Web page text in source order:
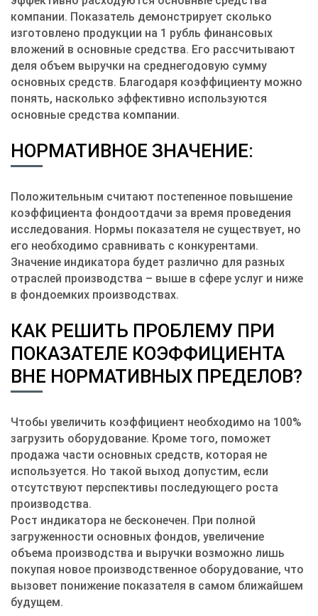
компании. Показатель демонстрирует сколько
изготовлено продукции на 1 рубль финансовых
вложений в основные средства. Его рассчитывают
деля объем выручки на среднегодовую сумму
основных средств. Благодаря коэффициенту можно
понять, насколько эффективно используются
основные средства компании.
НОРМАТИВНОЕ ЗНАЧЕНИЕ:
Положительным считают постепенное повышение
коэффициента фондоотдачи за время проведения
исследования. Нормы показателя не существует, но
его необходимо сравнивать с конкурентами.
Значение индикатора будет различно для разных
отраслей производства – выше в сфере услуг и ниже
в фондоемких производствах.
КАК РЕШИТЬ ПРОБЛЕМУ ПРИ
ПОКАЗАТЕЛЕ КОЭФФИЦИЕНТА
ВНЕ НОРМАТИВНЫХ ПРЕДЕЛОВ?
Чтобы увеличить коэффициент необходимо на 100%
загрузить оборудование. Кроме того, поможет
продажа части основных средств, которая не
используется. Но такой выход допустим, если
отсутствуют перспективы последующего роста
производства.
Рост индикатора не бесконечен. При полной
загруженности основных фондов, увеличение
объема производства и выручки возможно лишь
покупая новое производственное оборудование, что
вызовет понижение показателя в самом ближайшем
будущем.